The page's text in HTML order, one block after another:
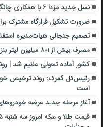
نسل جدید مزدا ۶ با همکاری چانگان توسعه می‌یابد
ضرورت تشکیل قرارگاه مشترک
تصمیم جنجالی هیات‌مدیره
مصرف بیش از ۸۰۱ میلیون لیتر بنزین در تعطیلات خرداد
کشور آماده تحولی عظیم شد |
رئیس‌کل گمرک: روند ترخیص
است
آغاز مرحله جدید عرضه خودروهای